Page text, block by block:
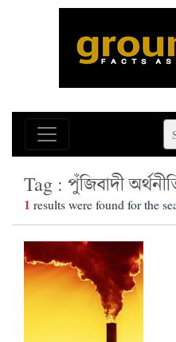
Tag : পুঁজিবাদী
1 results were found for the